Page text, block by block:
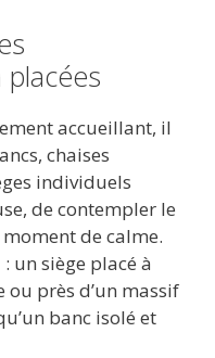
accueillant, il
chaises
individuels
de contempler le
de calme.
un siège placé à
ou près d’un massif
banc isolé et